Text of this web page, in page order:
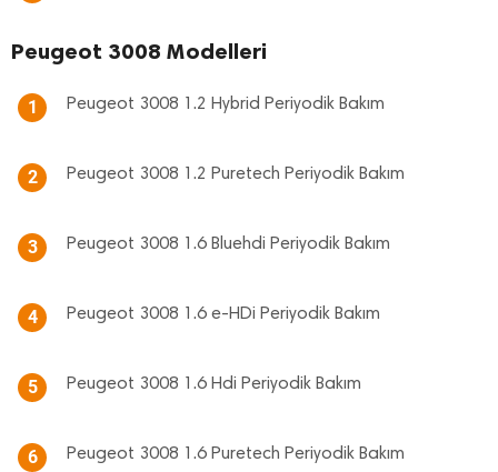
Peugeot 3008 Modelleri
1 Peugeot 3008 1.2 Hybrid Periyodik Bakım
2 Peugeot 3008 1.2 Puretech Periyodik Bakım
3 Peugeot 3008 1.6 Bluehdi Periyodik Bakım
4 Peugeot 3008 1.6 e-HDi Periyodik Bakım
5 Peugeot 3008 1.6 Hdi Periyodik Bakım
6 Peugeot 3008 1.6 Puretech Periyodik Bakım